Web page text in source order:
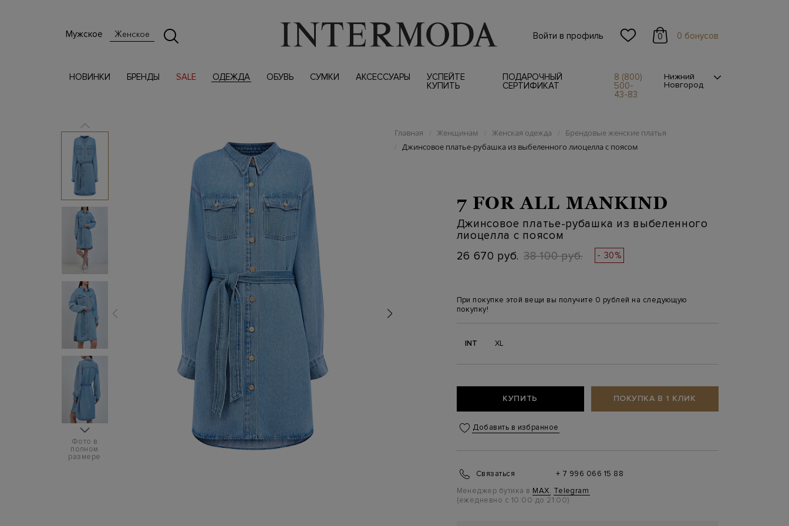
Мужское Женское Войти в профиль 0 0 бонусов
НОВИНКИ БРЕНДЫ SALE ОДЕЖДА ОБУВЬ СУМКИ АКСЕССУАРЫ
УСПЕЙТЕ
КУПИТЬ
ПОДАРОЧНЫЙ
СЕРТИФИКАТ
8 (800)
500-
43-83
Нижний
Новгород
Фото в
полном
размере
Главная / Женщинам / Женская одежда / Брендовые женские платья
/ Джинсовое платье-рубашка из выбеленного лиоцелла с поясом
7 FOR ALL MANKIND
Джинсовое платье-рубашка из выбеленного
лиоцелла с поясом
26 670 руб. 38 100 руб. - 30%
При покупке этой вещи вы получите 0 рублей на следующую
покупку!
INT XL
КУПИТЬ ПОКУПКА В 1 КЛИК
Добавить в избранное
Связаться
+ 7 996 066 15 88
Менеджер бутика в MAX, Telegram
(ежедневно с 10:00 до 21:00)